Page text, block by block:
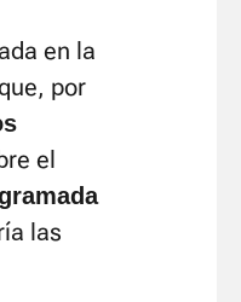
en la
por
el
las